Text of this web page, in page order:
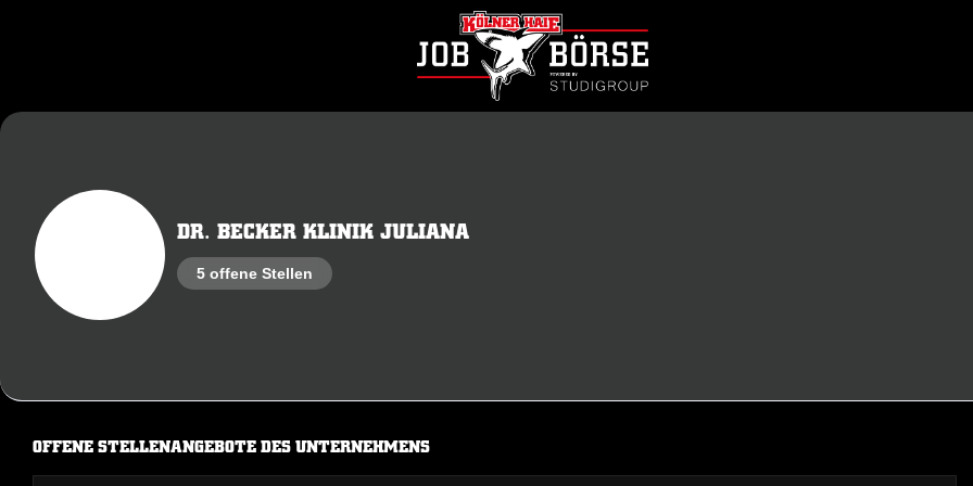
DR. BECKER KLINIK JULIANA
5 offene Stellen
OFFENE STELLENANGEBOTE DES UNTERNEHMENS